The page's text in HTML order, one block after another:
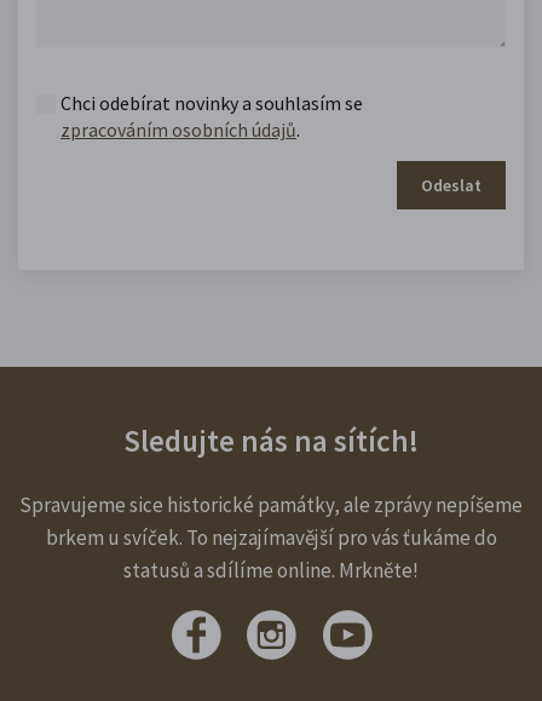
Chci odebírat novinky a souhlasím se
zpracováním osobních údajů.
Odeslat
Sledujte nás na sítích!
Spravujeme sice historické památky, ale zprávy nepíšeme
brkem u svíček. To nejzajímavější pro vás ťukáme do
statusů a sdílíme online. Mrkněte!